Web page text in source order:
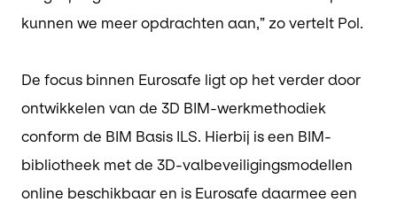
kunnen we meer opdrachten aan,” zo vertelt Pol.
De focus binnen Eurosafe ligt op het verder door
ontwikkelen van de 3D BIM-werkmethodiek
conform de BIM Basis ILS. Hierbij is een BIM-
bibliotheek met de 3D-valbeveiligingsmodellen
online beschikbaar en is Eurosafe daarmee een